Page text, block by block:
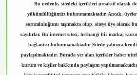
Bu nedenle, sitedeki içerikleri proaktif olarak
yükümlülüğümüz bulunmamaktadır. Ancak,
sorumluluğunu taşımakta olup, siteye üye olarak
sayılırlar. Bu internet sitesi, herhangi bir marka,
bağlantısı bulunmamaktadır. Sitede yalnızca kendi
paylaşılmaktadır. Burada yer alan içerikler haber
kurum ve kişiler hakkında paylaşım